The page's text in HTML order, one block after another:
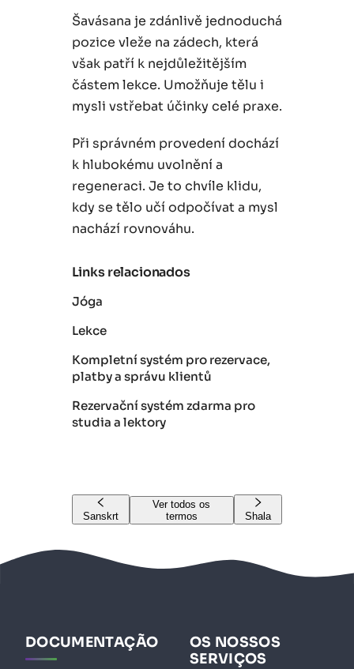
Šavásana je zdánlivě jednoduchá
pozice vleže na zádech, která
však patří k nejdůležitějším
částem lekce. Umožňuje tělu i
mysli vstřebat účinky celé praxe.
Při správném provedení dochází
k hlubokému uvolnění a
regeneraci. Je to chvíle klidu,
kdy se tělo učí odpočívat a mysl
nachází rovnováhu.
Links relacionados
Jóga
Lekce
Kompletní systém pro rezervace,
platby a správu klientů
Rezervační systém zdarma pro
studia a lektory
Sanskrt
Ver todos os
termos
Shala
DOCUMENTAÇÃO
OS NOSSOS
SERVIÇOS